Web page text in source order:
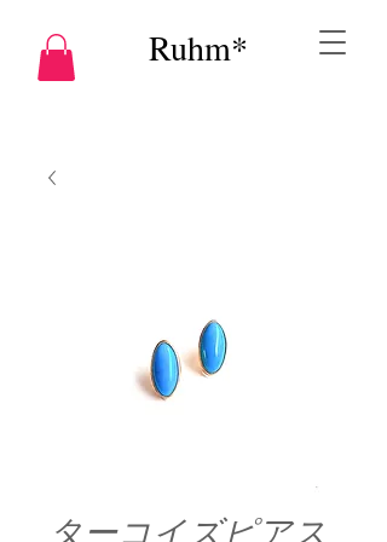
Ruhm*
ターコイズピアス